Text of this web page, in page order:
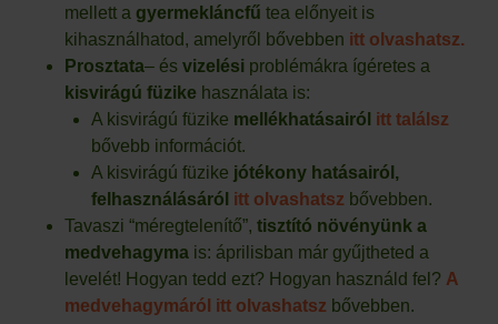
mellett a gyermekláncfű tea előnyeit is
kihasználhatod, amelyről bővebben itt olvashatsz.
Prosztata– és vizelési problémákra ígéretes a
kisvirágú füzike használata is:
A kisvirágú füzike mellékhatásairól itt találsz
bővebb információt.
A kisvirágú füzike jótékony hatásairól,
felhasználásáról itt olvashatsz bővebben.
Tavaszi “méregtelenítő”, tisztító növényünk a
medvehagyma is: áprilisban már gyűjtheted a
levelét! Hogyan tedd ezt? Hogyan használd fel? A
medvehagymáról itt olvashatsz bővebben.